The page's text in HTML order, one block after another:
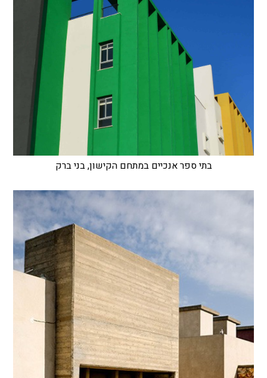
בתי ספר אנכיים במתחם הקישון, בני ברק